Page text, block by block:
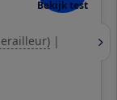
Bekijk test
|